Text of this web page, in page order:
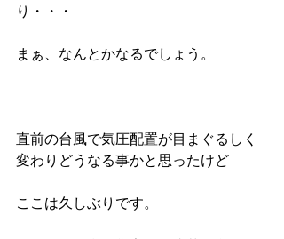
り・・・
まぁ、なんとかなるでしょう。
直前の台風で気圧配置が目まぐるしく
変わりどうなる事かと思ったけど
ここは久しぶりです。